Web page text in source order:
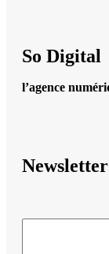
So Digital
l’agence
Newsletter